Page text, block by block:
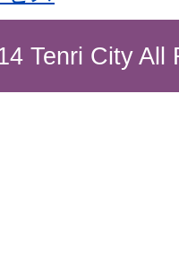
Tenri City All